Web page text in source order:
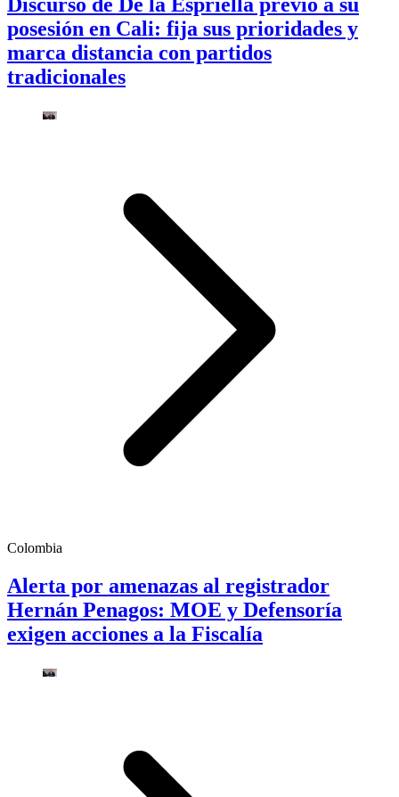
Discurso de De la Espriella previo a su
posesión en Cali: fija sus prioridades y
marca distancia con partidos
tradicionales
Colombia
Alerta por amenazas al registrador
Hernán Penagos: MOE y Defensoría
exigen acciones a la Fiscalía